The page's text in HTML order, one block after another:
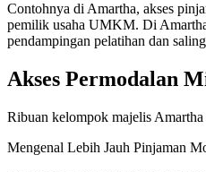
Contohnya di Amartha, akses
pemilik usaha UMKM. Di
pendampingan pelatihan dan
Akses Permodalan
Ribuan kelompok majelis
Mengenal Lebih Jauh Pinjaman